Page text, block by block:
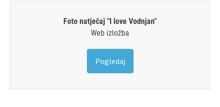
Foto natječaj "I love Vodnjan"
Web izložba
Pogledaj